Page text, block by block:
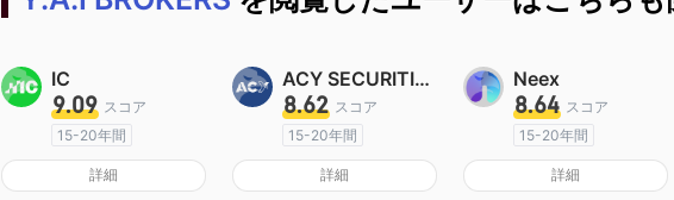
IC
9.09 スコア
15-20年間
オーストラリア規制
マーケットメイキングライセンス（MM）
詳細
ACY SECURITIES
8.62 スコア
15-20年間
オーストラリア規制
マーケットメイキングライセンス（MM）
詳細
Neex
8.64 スコア
15-20年間
オーストラリア規制
マーケットメイキングライセンス（MM）
詳細